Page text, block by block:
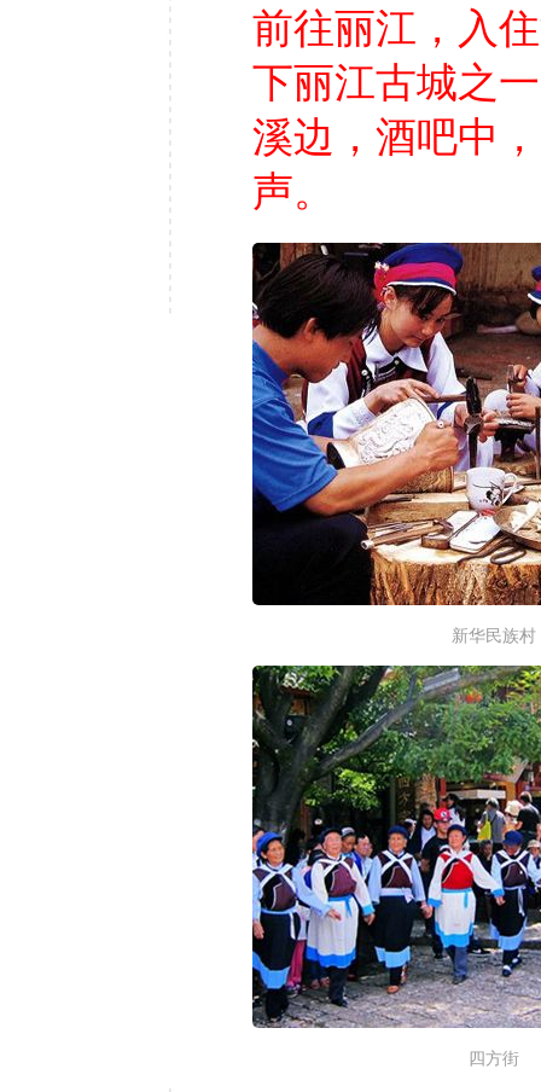
前往丽江，入
下丽江古城之
溪边，酒吧中
声。
新华民族村
四方街